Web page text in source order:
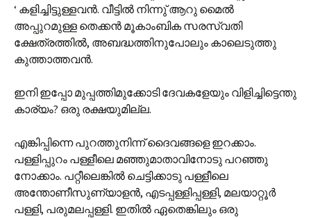
‘ കളിച്ചിട്ടുള്ളവന്‍. വീട്ടില്‍ നിന്നു്‌ ആറു മൈല്‍
അപ്പുറമുള്ള തെക്കന്‍ മൂകാംബിക സരസ്വതി
ക്ഷേത്രത്തില്‍, അബദ്ധത്തിനുപോലും കാലെടുത്തു
കുത്താത്തവന്‍.
ഇനി ഇപ്പോ മുപ്പത്തിമുക്കോടി ദേവകളേയും വിളിച്ചിട്ടെന്തു
കാര്യം? ഒരു രക്ഷയുമില്ല.
എങ്കിപ്പിന്നെ പുറത്തുനിന്ന് ദൈവങ്ങളെ ഇറക്കാം.
പള്ളിപ്പുറം പള്ളീലെ മഞ്ഞുമാതാവിനോടു പറഞ്ഞു
നോക്കാം. പറ്റീലെങ്കില്‍ ചെട്ടിക്കാടു പള്ളീലെ
അന്തോണീസുണ്യാളന്‍, എടപ്പള്ളിപ്പള്ളി, മലയാറ്റൂര്‍
പള്ളി, പരുമലപ്പള്ളി. ഇതില്‍ ഏതെങ്കിലും ഒരു